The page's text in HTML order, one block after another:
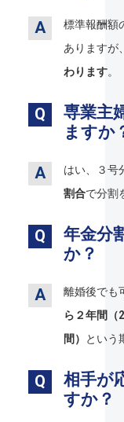
標準報酬額
ありますが、
わります。
専業主
ますか
はい、３号
割合で分割
年金分
か？
離婚後でも
ら２年間（
間）
という
相手が
すか？